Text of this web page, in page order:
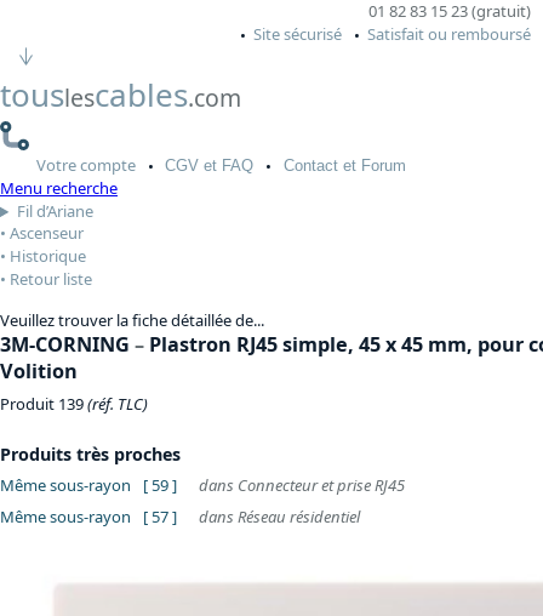
01 82 83 15 23 (gratuit)
Site sécurisé
Satisfait ou remboursé
touslescables.com
Votrecompte CGV et FAQ Contactet Forum
Menu recherche
Fil d’Ariane
Ascenseur
Historique
Retour liste
Veuillez trouver la fiche détaillée de...
3M-CORNING – Plastron RJ45 simple, 45 x 45 mm, pour
Volition
Produit 139(réf. TLC)
Produits très proches
Même sous-rayon [ 59 ]
dans Connecteur et prise RJ45
Même sous-rayon
[ 57 ] dans Réseau résidentiel